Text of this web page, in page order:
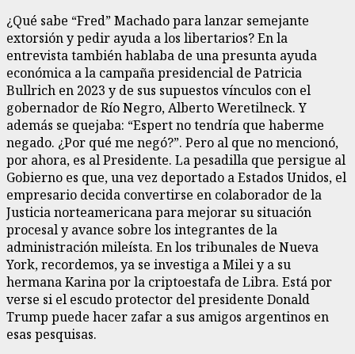
¿Qué sabe “Fred” Machado para lanzar semejante
extorsión y pedir ayuda a los libertarios? En la
entrevista también hablaba de una presunta ayuda
económica a la campaña presidencial de Patricia
Bullrich en 2023 y de sus supuestos vínculos con el
gobernador de Río Negro, Alberto Weretilneck. Y
además se quejaba: “Espert no tendría que haberme
negado. ¿Por qué me negó?”. Pero al que no mencionó,
por ahora, es al Presidente. La pesadilla que persigue al
Gobierno es que, una vez deportado a Estados Unidos, el
empresario decida convertirse en colaborador de la
Justicia norteamericana para mejorar su situación
procesal y avance sobre los integrantes de la
administración mileísta. En los tribunales de Nueva
York, recordemos, ya se investiga a Milei y a su
hermana Karina por la criptoestafa de Libra. Está por
verse si el escudo protector del presidente Donald
Trump puede hacer zafar a sus amigos argentinos en
esas pesquisas.